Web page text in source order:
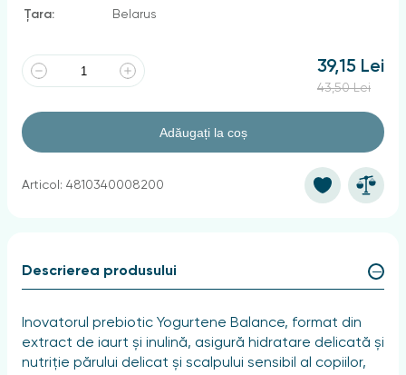
Țara:
Belarus
39,15 Lei
43,50 Lei
Adăugați la coș
Articol: 4810340008200
Descrierea produsului
Inovatorul prebiotic Yogurtene Balance, format din
extract de iaurt și inulină, asigură hidratare delicată și
nutriție părului delicat și scalpului sensibil al copiilor,